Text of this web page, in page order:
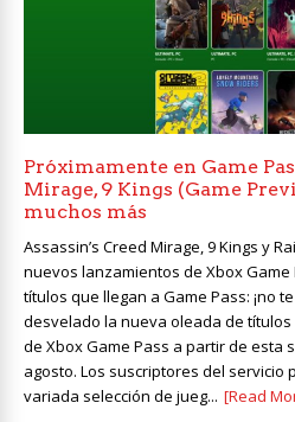
Próximamente en Game
Mirage, 9 Kings (Game
muchos más
Assassin’s Creed Mirage, 9 Kings y
nuevos lanzamientos de Xbox
títulos que llegan a Game Pass: ¡no
desvelado la nueva oleada de
de Xbox Game Pass a partir de esta
agosto. Los suscriptores del
variada selección de jueg... [Read